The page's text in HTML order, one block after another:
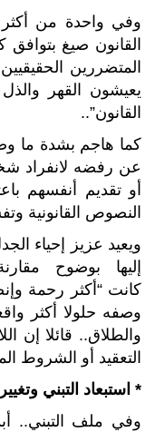
وفي واحدة من أكثر
القانون صيغ بتوافق
المتضررين
يعيشون القهر
القانون”..
كما هاجم بشدة ما
عن رفضه لانفراد
أو تقديم أنفسهم
النصوص القانونية
إليها بوضوح
كانت “أكثر رحمة
وصفه حلولا أكثر
والطلاق.. قائلا إن
التعقيد أو الشروط
* استبعاد التبني
وفي ملف التبني..